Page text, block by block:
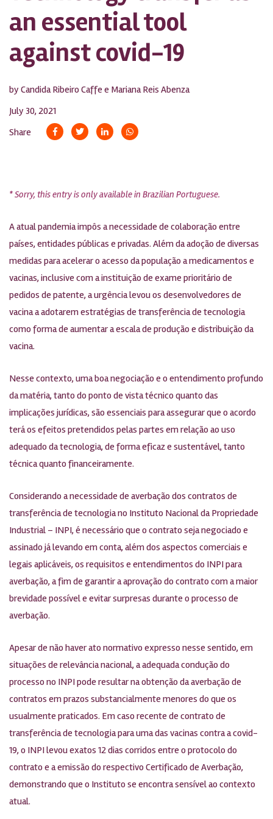
an essential tool
against covid-19
by Candida Ribeiro Caffe e Mariana Reis Abenza
July 30, 2021
Share
* Sorry, this entry is only available in Brazilian Portuguese.
A atual pandemia impôs a necessidade de colaboração entre
países, entidades públicas e privadas. Além da adoção de diversas
medidas para acelerar o acesso da população a medicamentos e
vacinas, inclusive com a instituição de exame prioritário de
pedidos de patente, a urgência levou os desenvolvedores de
vacina a adotarem estratégias de transferência de tecnologia
como forma de aumentar a escala de produção e distribuição da
vacina.
Nesse contexto, uma boa negociação e o entendimento profundo
da matéria, tanto do ponto de vista técnico quanto das
implicações jurídicas, são essenciais para assegurar que o acordo
terá os efeitos pretendidos pelas partes em relação ao uso
adequado da tecnologia, de forma eficaz e sustentável, tanto
técnica quanto financeiramente.
Considerando a necessidade de averbação dos contratos de
transferência de tecnologia no Instituto Nacional da Propriedade
Industrial – INPI, é necessário que o contrato seja negociado e
assinado já levando em conta, além dos aspectos comerciais e
legais aplicáveis, os requisitos e entendimentos do INPI para
averbação, a fim de garantir a aprovação do contrato com a maior
brevidade possível e evitar surpresas durante o processo de
averbação.
Apesar de não haver ato normativo expresso nesse sentido, em
situações de relevância nacional, a adequada condução do
processo no INPI pode resultar na obtenção da averbação de
contratos em prazos substancialmente menores do que os
usualmente praticados. Em caso recente de contrato de
transferência de tecnologia para uma das vacinas contra a covid-
19, o INPI levou exatos 12 dias corridos entre o protocolo do
contrato e a emissão do respectivo Certificado de Averbação,
demonstrando que o Instituto se encontra sensível ao contexto
atual.